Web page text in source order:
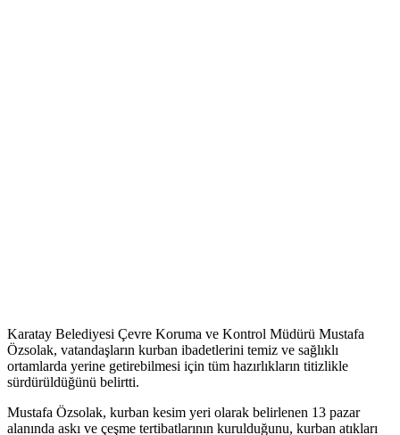
Karatay Belediyesi Çevre Koruma ve Kontrol Müdürü Mustafa
Özsolak, vatandaşların kurban ibadetlerini temiz ve sağlıklı
ortamlarda yerine getirebilmesi için tüm hazırlıkların titizlikle
sürdürüldüğünü belirtti.
Mustafa Özsolak, kurban kesim yeri olarak belirlenen 13 pazar
alanında askı ve çeşme tertibatlarının kurulduğunu, kurban atıkları